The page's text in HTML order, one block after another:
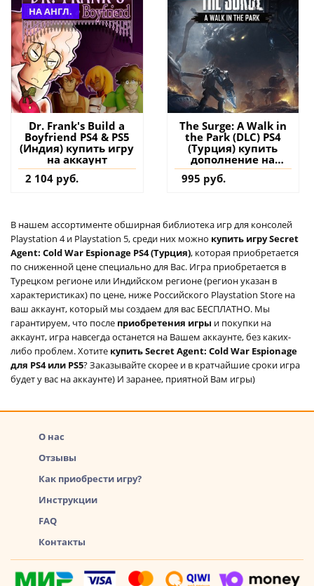
НА АНГЛ.
Dr. Frank's Build a
Boyfriend PS4 & PS5
(Индия) купить игру
на аккаунт
2 104 руб.
The Surge: A Walk in
the Park (DLC) PS4
(Турция) купить
дополнение на
аккаунт
995 руб.
В нашем ассортименте обширная библиотека игр для консолей
Playstation 4 и Playstation 5, среди них можно купить игру Secret
Agent: Cold War Espionage PS4 (Турция), которая приобретается
по сниженной цене специально для Вас. Игра приобретается в
Турецком регионе или Индийском регионе (регион указан в
характеристиках) по цене, ниже Российского Playstation Store на
ваш аккаунт, который мы создаем для вас БЕСПЛАТНО. Мы
гарантируем, что после приобретения игры и покупки на
аккаунт, игра навсегда останется на Вашем аккаунте, без каких-
либо проблем. Хотите купить Secret Agent: Cold War Espionage
для PS4 или PS5? Заказывайте скорее и в кратчайшие сроки игра
будет у вас на аккаунте) И заранее, приятной Вам игры)
О нас
Отзывы
Как приобрести игру?
Инструкции
FAQ
Контакты